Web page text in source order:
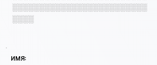
░░░░░░░░░░░░░░░░░░░░░░░░░
░░░░
ИМЯ: